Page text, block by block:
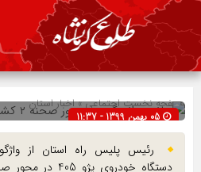
صفحه نخستاجتماعی»اخبار استان
05 بهمن 1399 - 11:37
شناسه : 264284
رئیس پلیس راه استان از
دستگاه خودروی پژو